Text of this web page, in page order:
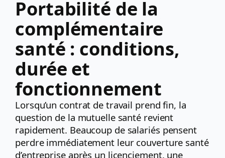
Portabilité de la
complémentaire
santé : conditions,
durée et
fonctionnement
Lorsqu’un contrat de travail prend fin, la
question de la mutuelle santé revient
rapidement. Beaucoup de salariés pensent
perdre immédiatement leur couverture santé
d’entreprise après un licenciement, une